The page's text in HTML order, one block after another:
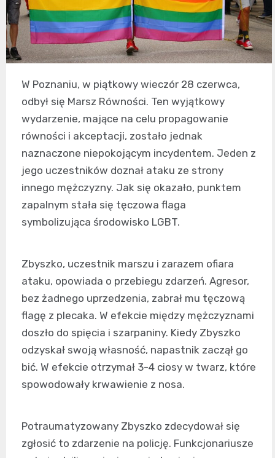
W Poznaniu, w piątkowy wieczór 28 czerwca,
odbył się Marsz Równości. Ten wyjątkowy
wydarzenie, mające na celu propagowanie
równości i akceptacji, zostało jednak
naznaczone niepokojącym incydentem. Jeden z
jego uczestników doznał ataku ze strony
innego mężczyzny. Jak się okazało, punktem
zapalnym stała się tęczowa flaga
symbolizująca środowisko LGBT.
Zbyszko, uczestnik marszu i zarazem ofiara
ataku, opowiada o przebiegu zdarzeń. Agresor,
bez żadnego uprzedzenia, zabrał mu tęczową
flagę z plecaka. W efekcie między mężczyznami
doszło do spięcia i szarpaniny. Kiedy Zbyszko
odzyskał swoją własność, napastnik zaczął go
bić. W efekcie otrzymał 3-4 ciosy w twarz, które
spowodowały krwawienie z nosa.
Potraumatyzowany Zbyszko zdecydował się
zgłosić to zdarzenie na policję. Funkcjonariusze